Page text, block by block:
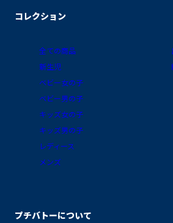
コレクション
全ての商品
新生児
ベビー女の子
ベビー男の子
キッズ女の子
キッズ男の子
レディース
メンズ
プチバトーについて